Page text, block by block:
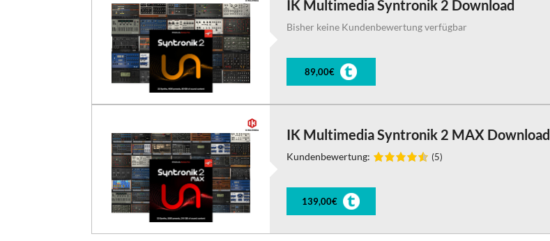
IK Multimedia Syntronik 2 Download
Bisher keine Kundenbewertung verfügbar
89,00€
IK Multimedia Syntronik 2 MAX Download
Kundenbewertung: (5)
139,00€